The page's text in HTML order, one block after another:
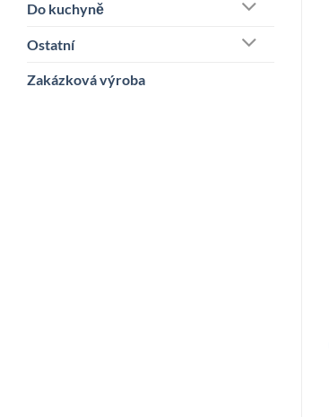
Do kuchyně
Ostatní
Zakázková výroba